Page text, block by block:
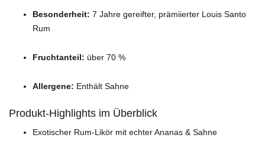
Besonderheit: 7 Jahre gereifter, prämiierter Louis Santo
Rum
Fruchtanteil: über 70 %
Allergene: Enthält Sahne
Produkt-Highlights im Überblick
Exotischer Rum-Likör mit echter Ananas & Sahne